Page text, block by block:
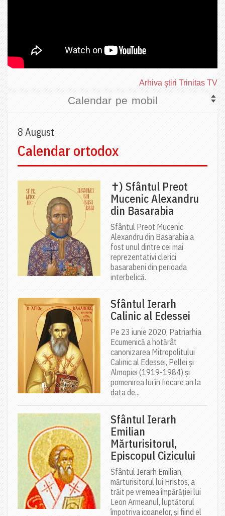
Arhiva ştiri Trinitas TV
Calendar pe mobil
8 August
Calendar ortodox
✝) Sfântul Preot
Mucenic Alexandru
din Basarabia
Sfântul Preot Mucenic
Alexandru din Basarabia a
fost unul dintre cei mai
reprezentativi clerici
basarabeni din perioada
interbelică.
Sfântul Ierarh
Calinic al Edessei
Pe 23 iunie 2020, Patriarhia
Ecumenică a hotărât
canonizarea Mitropolitului
Calinic al Edessei, Pellei și
Almopiei (1919-1984) și
pomenirea lui în fiecare an la
data de...
Sfântul Ierarh
Emilian
Mărturisitorul,
Episcopul Cizicului
Sfântul Ierarh Emilian,
mărturisitorul lui Hristos, a
trăit pe vremea împărăției lui
Leon Armeanul, luptătorul
împotriva icoanelor, și fiind el